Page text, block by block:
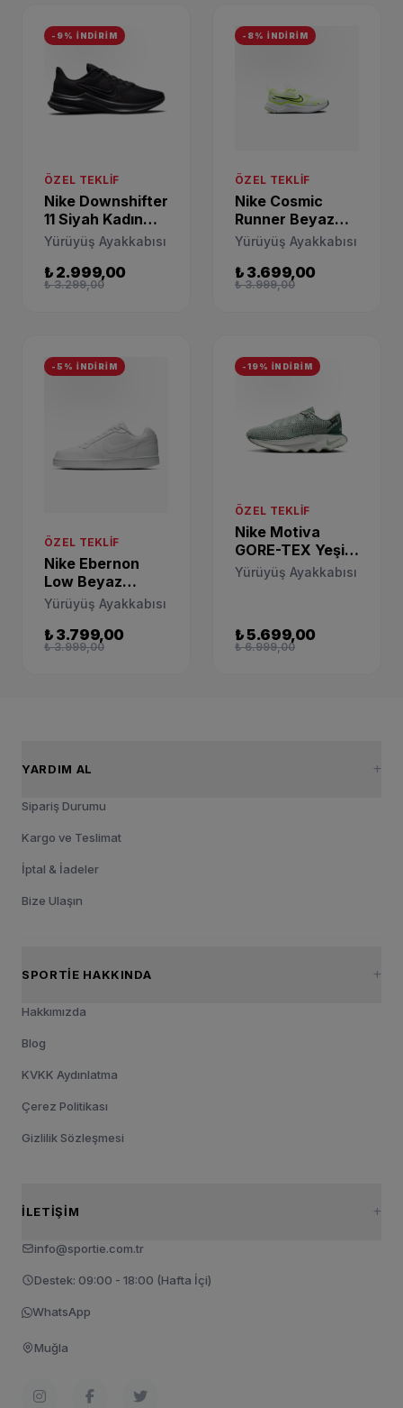
-9% İNDİRİM
ÖZEL TEKLIF
Nike Downshifter
11 Siyah Kadın
Yürüyüş
CW3413-003
Yürüyüş Ayakkabısı
₺ 2.999,00
₺ 3.299,00
-8% İNDİRİM
ÖZEL TEKLIF
Nike Cosmic
Runner Beyaz
Yürüyüş
HM4402-106
Yürüyüş Ayakkabısı
₺ 3.699,00
₺ 3.999,00
-5% İNDİRİM
ÖZEL TEKLIF
Nike Ebernon
Low Beyaz
Günlük Ayakkabı
AQ1779-100
Yürüyüş Ayakkabısı
₺ 3.799,00
₺ 3.999,00
-19% İNDİRİM
ÖZEL TEKLIF
Nike Motiva
GORE-TEX Yeşil
Yürüyüş
Yürüyüş Ayakkabısı
₺ 5.699,00
₺ 6.999,00
YARDIM AL
Sipariş Durumu
Kargo ve Teslimat
İptal & İadeler
Bize Ulaşın
SPORTIE HAKKINDA
Hakkımızda
Blog
KVKK Aydınlatma
Çerez Politikası
Gizlilik Sözleşmesi
İLETIŞIM
info@sportie.com.tr
Destek: 09:00 - 18:00 (Hafta İçi)
WhatsApp
Muğla